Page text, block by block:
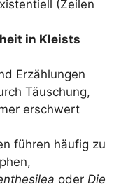
(Zeilen
in Kleists
Erzählungen
Täuschung,
erschwert
führen häufig zu
oder Die